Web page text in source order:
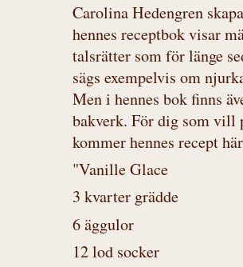
Carolina Hedengren
hennes receptbok visar
talsrätter som för länge
sägs exempelvis om
Men i hennes bok finns
bakverk. För dig som vill
kommer hennes recept
"Vanille Glace
3 kvarter grädde
6 äggulor
12 lod socker